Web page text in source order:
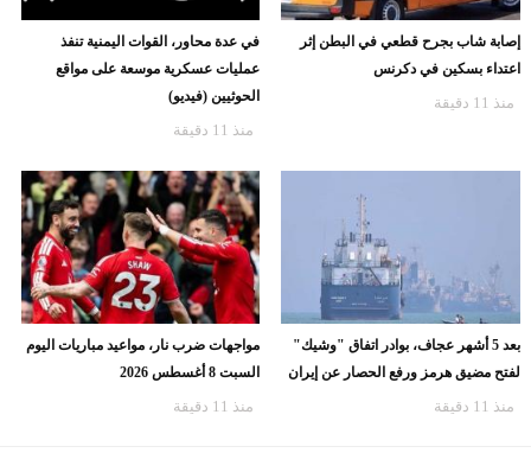
إصابة شاب بجرح قطعي في البطن إثر
اعتداء بسكين في دكرنس
منذ 11 دقيقة
في عدة محاور، القوات اليمنية تنفذ
عمليات عسكرية موسعة على مواقع
الحوثيين (فيديو)
منذ 11 دقيقة
بعد 5 أشهر عجاف، بوادر اتفاق "وشيك"
لفتح مضيق هرمز ورفع الحصار عن إيران
منذ 11 دقيقة
مواجهات ضرب نار، مواعيد مباريات اليوم
السبت 8 أغسطس 2026
منذ 11 دقيقة